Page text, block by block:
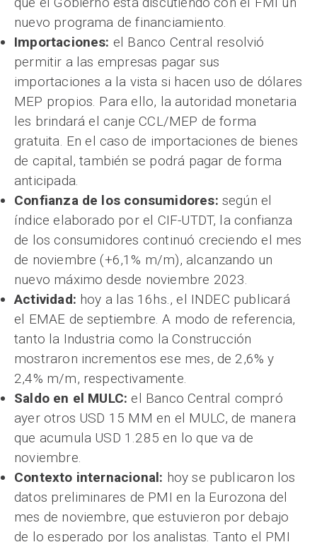
nuevo programa de financiamiento.
Importaciones: el Banco Central resolvió
permitir a las empresas pagar sus
importaciones a la vista si hacen uso de dólares
MEP propios. Para ello, la autoridad monetaria
les brindará el canje CCL/MEP de forma
gratuita. En el caso de importaciones de bienes
de capital, también se podrá pagar de forma
anticipada.
Confianza de los consumidores: según el
índice elaborado por el CIF-UTDT, la confianza
de los consumidores continuó creciendo el mes
de noviembre (+6,1% m/m), alcanzando un
nuevo máximo desde noviembre 2023.
Actividad: hoy a las 16hs., el INDEC publicará
el EMAE de septiembre. A modo de referencia,
tanto la Industria como la Construcción
mostraron incrementos ese mes, de 2,6% y
2,4% m/m, respectivamente.
Saldo en el MULC: el Banco Central compró
ayer otros USD 15 MM en el MULC, de manera
que acumula USD 1.285 en lo que va de
noviembre.
Contexto internacional: hoy se publicaron los
datos preliminares de PMI en la Eurozona del
mes de noviembre, que estuvieron por debajo
de lo esperado por los analistas. Tanto el PMI